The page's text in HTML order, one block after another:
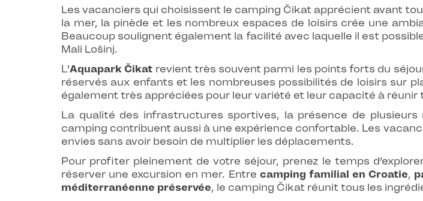
Les vacanciers qui choisissent le camping Čikat apprécient avant
la mer, la pinède et les nombreux espaces de loisirs crée une
Beaucoup soulignent également la facilité avec laquelle il est
Mali Lošinj.
L’Aquapark Čikat revient très souvent parmi les points forts du
réservés aux enfants et les nombreuses possibilités de loisirs sur
également très appréciées pour leur variété et leur capacité à réunir
La qualité des infrastructures sportives, la présence de
camping contribuent aussi à une expérience confortable. Les
envies sans avoir besoin de multiplier les déplacements.
Pour profiter pleinement de votre séjour, prenez le temps
réserver une excursion en mer. Entre camping familial en Croatie,
méditerranéenne préservée, le camping Čikat réunit tous les